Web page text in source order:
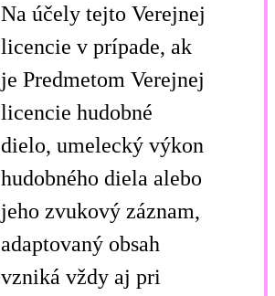
Na účely tejto Verejnej
licencie v prípade, ak
je Predmetom Verejnej
licencie hudobné
dielo, umelecký výkon
hudobného diela alebo
jeho zvukový záznam,
adaptovaný obsah
vzniká vždy aj pri